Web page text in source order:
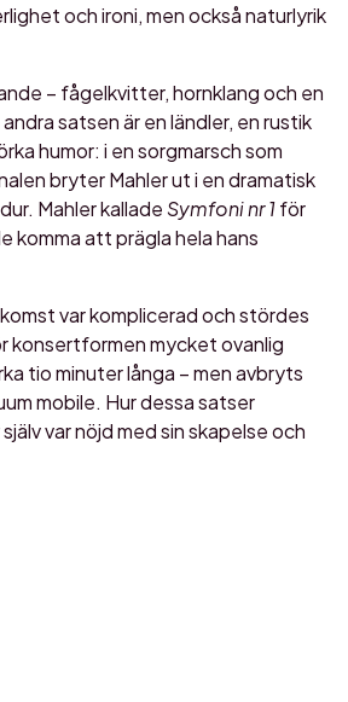
och ironi, men också naturlyrik
– fågelkvitter, hornklang och en
satsen är en ländler, en rustik
humor: i en sorgmarsch som
bryter Mahler ut i en dramatisk
Mahler kallade Symfoni nr 1för
komma att prägla hela hans
var komplicerad och stördes
konsertformen mycket ovanlig
tio minuter långa – men avbryts
mobile. Hur dessa satser
var nöjd med sin skapelse och